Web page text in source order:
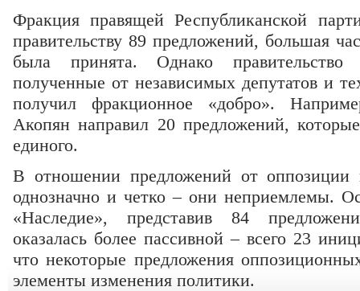
Фракция правящей Республиканской
правительству 89 предложений, большая
была принята. Однако правительство
полученные от независимых депутатов и
получил фракционное «добро».
Акопян направил 20 предложений,
единого.
В отношении предложений от оппозиции
однозначно и четко – они неприемлемы.
«Наследие», представив 84
оказалась более пассивной – всего 23
что некоторые предложения
элементы изменения политики.